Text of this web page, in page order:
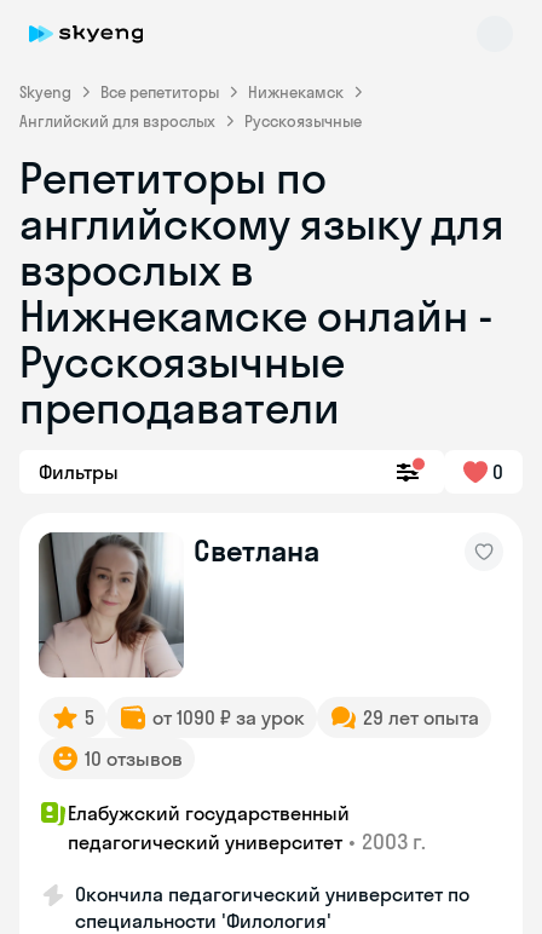
Skyeng Все репетиторы
Нижнекамск
Английский для взрослых
Русскоязычные
Репетиторы по
английскому языку для
взрослых в
Нижнекамске онлайн -
Русскоязычные
преподаватели
Фильтры 0
Светлана
5 от 1090 ₽ за урок
29 лет опыта
10 отзывов
Елабужский государственный
педагогический университет • 2003 г.
Окончила педагогический университет по
специальности 'Филология'
Skyeng Chat